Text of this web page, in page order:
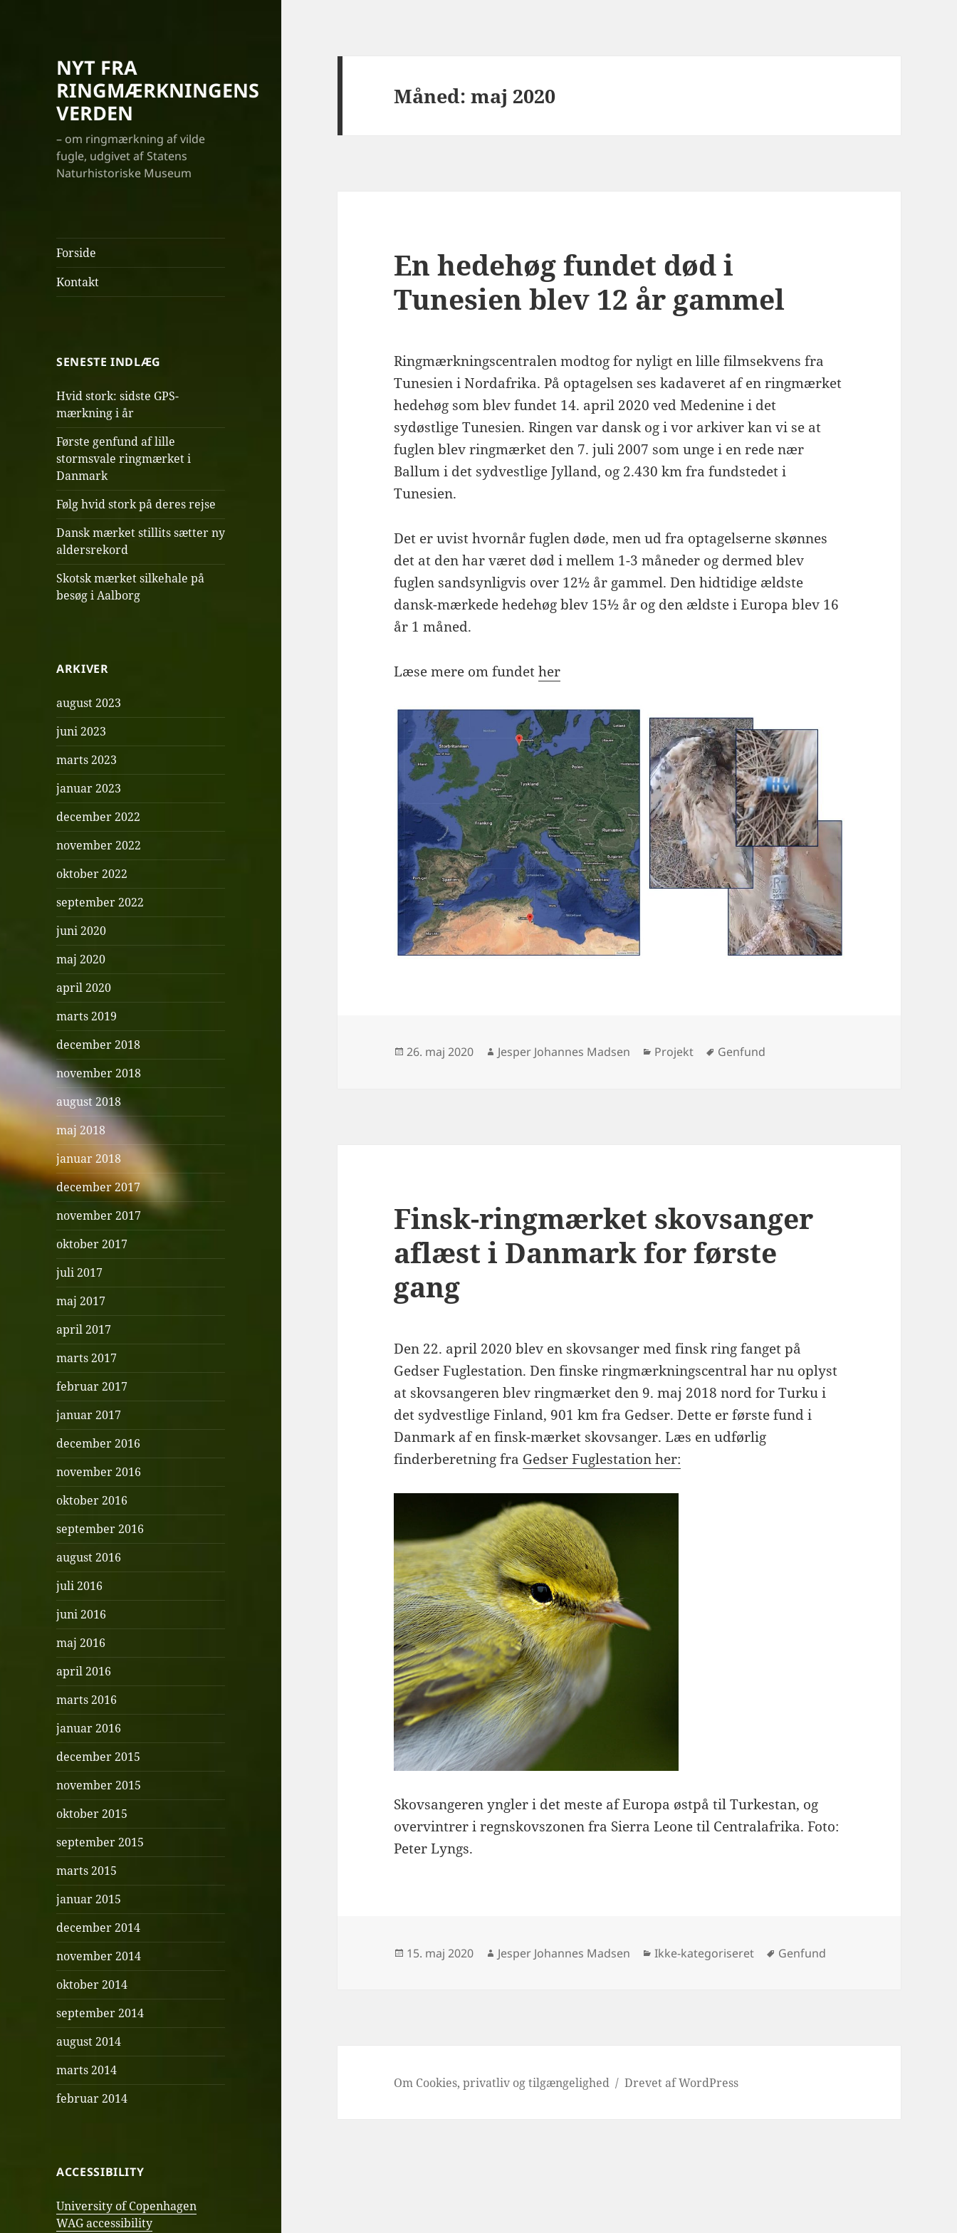
NYT FRA
RINGMÆRKNINGENS
VERDEN
– om ringmærkning af vilde
fugle, udgivet af Statens
Naturhistoriske Museum
Forside
Kontakt
SENESTE INDLÆG
Hvid stork: sidste GPS-
mærkning i år
Første genfund af lille
stormsvale ringmærket i
Danmark
Følg hvid stork på deres rejse
Dansk mærket stillits sætter ny
aldersrekord
Skotsk mærket silkehale på
besøg i Aalborg
ARKIVER
august 2023
juni 2023
marts 2023
januar 2023
december 2022
november 2022
oktober 2022
september 2022
juni 2020
maj 2020
april 2020
marts 2019
december 2018
november 2018
august 2018
maj 2018
januar 2018
december 2017
november 2017
oktober 2017
juli 2017
maj 2017
april 2017
marts 2017
februar 2017
januar 2017
december 2016
november 2016
oktober 2016
september 2016
august 2016
juli 2016
juni 2016
maj 2016
april 2016
marts 2016
januar 2016
december 2015
november 2015
oktober 2015
september 2015
marts 2015
januar 2015
december 2014
november 2014
oktober 2014
september 2014
august 2014
marts 2014
februar 2014
ACCESSIBILITY
University of Copenhagen
WAG accessibility
Måned:maj 2020
En hedehøg fundet død i
Tunesien blev 12 år gammel
Ringmærkningscentralen modtog for nyligt en lille filmsekvens fra
Tunesien i Nordafrika. På optagelsen ses kadaveret af en ringmærket
hedehøg som blev fundet 14. april 2020 ved Medenine i det
sydøstlige Tunesien. Ringen var dansk og i vor arkiver kan vi se at
fuglen blev ringmærket den 7. juli 2007 som unge i en rede nær
Ballum i det sydvestlige Jylland, og 2.430 km fra fundstedet i
Tunesien.
Det er uvist hvornår fuglen døde, men ud fra optagelserne skønnes
det at den har været død i mellem 1-3 måneder og dermed blev
fuglen sandsynligvis over 12½ år gammel. Den hidtidige ældste
dansk-mærkede hedehøg blev 15½ år og den ældste i Europa blev 16
år 1 måned.
Læse mere om fundether
Udgivet
26. maj 2020 Forfatter
Jesper Johannes Madsen Kategorier
Projekt Tags
Genfund
Finsk-ringmærket skovsanger
aflæst i Danmark for første
gang
Den 22. april 2020 blev en skovsanger med finsk ring fanget på
Gedser Fuglestation. Den finske ringmærkningscentral har nu oplyst
at skovsangeren blev ringmærket den 9. maj 2018 nord for Turku i
det sydvestlige Finland, 901 km fra Gedser. Dette er første fund i
Danmark af en finsk-mærket skovsanger. Læs en udførlig
finderberetning fra Gedser Fuglestation her:
Skovsangeren yngler i det meste af Europa østpå til Turkestan, og
overvintrer i regnskovszonen fra Sierra Leone til Centralafrika. Foto:
Peter Lyngs.
Udgivet
15. maj 2020 Forfatter
Jesper Johannes Madsen Kategorier
Ikke-kategoriseret Tags
Genfund
Om Cookies, privatliv og tilgængelighed Drevet af WordPress